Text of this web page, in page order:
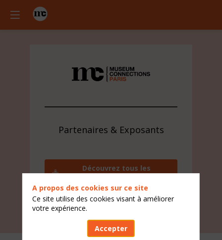
Partenaires & Exposants
Découvrez tous les
Contactez l'équipe visiteur
A propos des cookies sur ce site
Ce site utilise des cookies visant à améliorer
votre expérience.
Accepter